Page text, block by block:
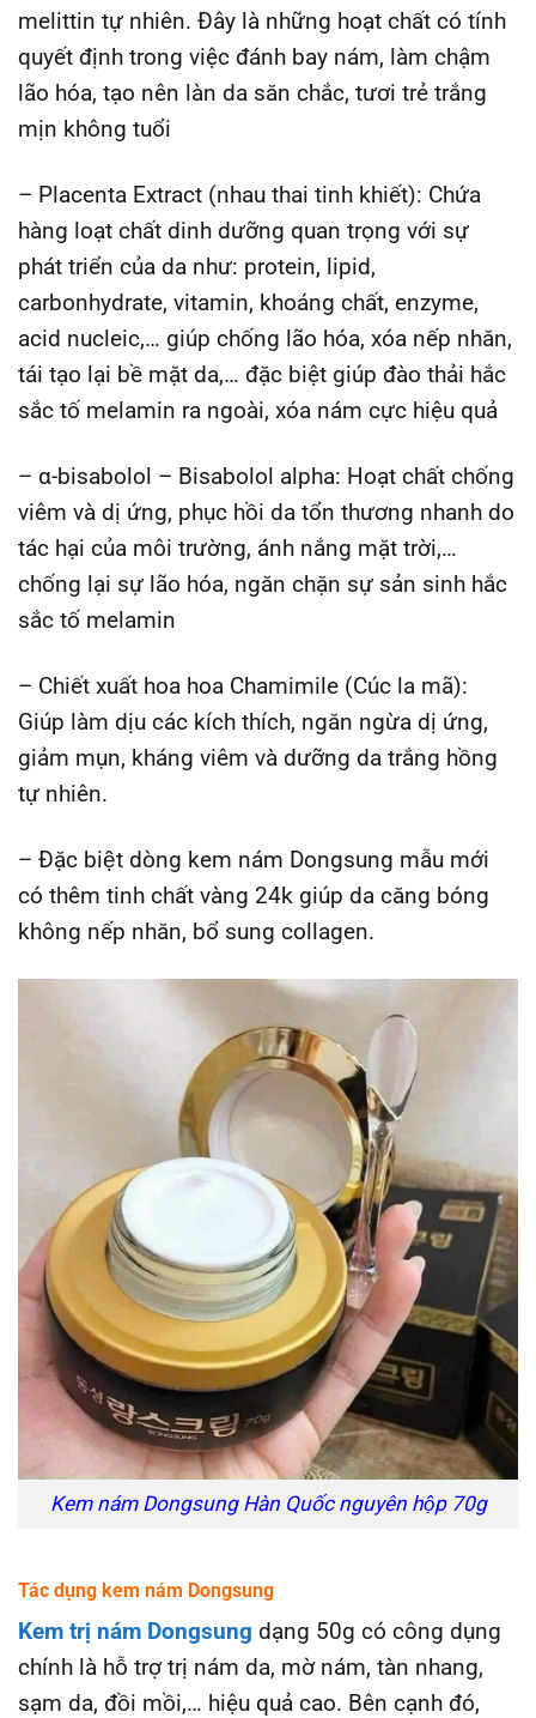
melittin tự nhiên. Đây là những hoạt chất có tính
quyết định trong việc đánh bay nám, làm chậm
lão hóa, tạo nên làn da săn chắc, tươi trẻ trắng
mịn không tuổi
– Placenta Extract (nhau thai tinh khiết): Chứa
hàng loạt chất dinh dưỡng quan trọng với sự
phát triển của da như: protein, lipid,
carbonhydrate, vitamin, khoáng chất, enzyme,
acid nucleic,… giúp chống lão hóa, xóa nếp nhăn,
tái tạo lại bề mặt da,… đặc biệt giúp đào thải hắc
sắc tố melamin ra ngoài, xóa nám cực hiệu quả
– α-bisabolol – Bisabolol alpha: Hoạt chất chống
viêm và dị ứng, phục hồi da tổn thương nhanh do
tác hại của môi trường, ánh nắng mặt trời,…
chống lại sự lão hóa, ngăn chặn sự sản sinh hắc
sắc tố melamin
– Chiết xuất hoa hoa Chamimile (Cúc la mã):
Giúp làm dịu các kích thích, ngăn ngừa dị ứng,
giảm mụn, kháng viêm và dưỡng da trắng hồng
tự nhiên.
– Đặc biệt dòng kem nám Dongsung mẫu mới
có thêm tinh chất vàng 24k giúp da căng bóng
không nếp nhăn, bổ sung collagen.
Kem nám Dongsung Hàn Quốc nguyên hộp 70g
Tác dụng kem nám Dongsung
Kem trị nám Dongsung dạng 50g có công dụng
chính là hỗ trợ trị nám da, mờ nám, tàn nhang,
sạm da, đồi mồi,… hiệu quả cao. Bên cạnh đó,